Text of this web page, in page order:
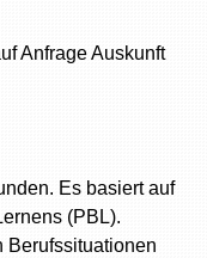
Anfrage Auskunft
Es basiert auf
(PBL).
Berufssituationen